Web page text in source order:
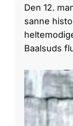
Den 12.
sanne
Baalsuds